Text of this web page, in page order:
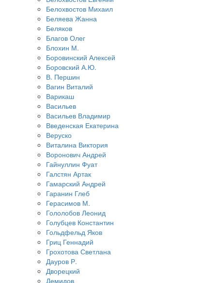
Белохвостов Михаил
Беляева Жанна
Беляков
Благов Олег
Блохин М.
Боровинский Алексей
Боровский А.Ю.
В. Першин
Вагин Виталий
Варикаш
Васильев
Васильев Владимир
Введенская Екатерина
Веруско
Виталина Виктория
Воронович Андрей
Гайнуллин Фуат
Галстян Артак
Гамарский Андрей
Гаранин Глеб
Герасимов М.
Гололобов Леонид
Голубцев Константин
Гольдфельд Яков
Гриц Геннадий
Грохотова Светлана
Дауров Р.
Дворецкий
Демидов